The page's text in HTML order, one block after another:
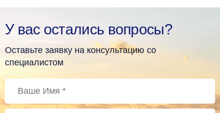
У вас остались вопросы?
Оставьте заявку на консультацию со
специалистом